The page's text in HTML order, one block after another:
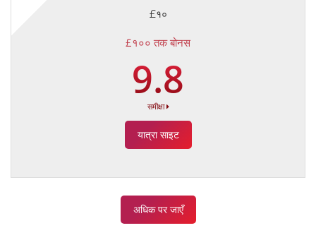
£१०
£१०० तक बोनस
9.8
समीक्षा
यात्रा साइट
अधिक पर जाएँ